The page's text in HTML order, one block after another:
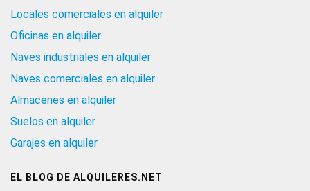
Locales comerciales en alquiler
Oficinas en alquiler
Naves industriales en alquiler
Naves comerciales en alquiler
Almacenes en alquiler
Suelos en alquiler
Garajes en alquiler
EL BLOG DE ALQUILERES.NET